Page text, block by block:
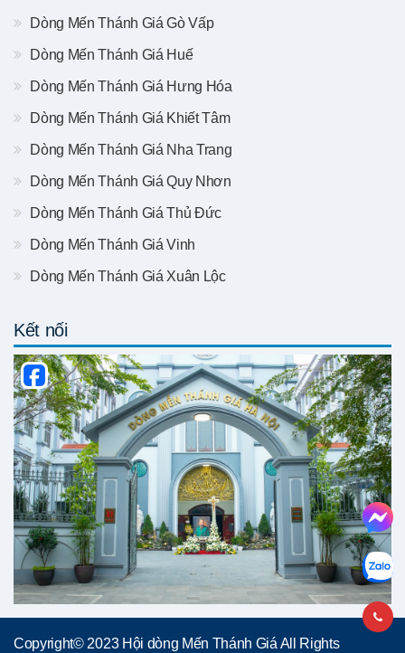
Dòng Mến Thánh Giá Gò Vấp
Dòng Mến Thánh Giá Huế
Dòng Mến Thánh Giá Hưng Hóa
Dòng Mến Thánh Giá Khiết Tâm
Dòng Mến Thánh Giá Nha Trang
Dòng Mến Thánh Giá Quy Nhơn
Dòng Mến Thánh Giá Thủ Đức
Dòng Mến Thánh Giá Vinh
Dòng Mến Thánh Giá Xuân Lộc
Kết nối
Copyright© 2023 Hội dòng Mến Thánh Giá All Rights